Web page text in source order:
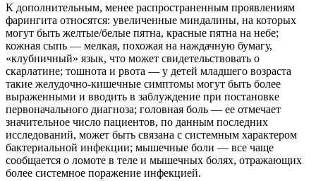
К дополнительным, менее распространенным проявлениям
фарингита относятся: увеличенные миндалины, на которых
могут быть желтые/белые пятна, красные пятна на небе;
кожная сыпь — мелкая, похожая на наждачную бумагу,
«клубничный» язык, что может свидетельствовать о
скарлатине; тошнота и рвота — у детей младшего возраста
такие желудочно-кишечные симптомы могут быть более
выраженными и вводить в заблуждение при постановке
первоначального диагноза; головная боль — ее отмечает
значительное число пациентов, по данным последних
исследований, может быть связана с системным характером
бактериальной инфекции; мышечные боли — все чаще
сообщается о ломоте в теле и мышечных болях, отражающих
более системное поражение инфекцией.